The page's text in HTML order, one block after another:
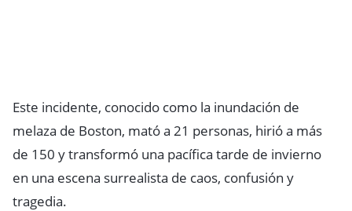
Este incidente, conocido como la inundación de
melaza de Boston, mató a 21 personas, hirió a más
de 150 y transformó una pacífica tarde de invierno
en una escena surrealista de caos, confusión y
tragedia.